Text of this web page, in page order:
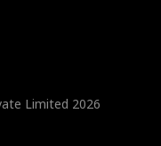
Limited 2026